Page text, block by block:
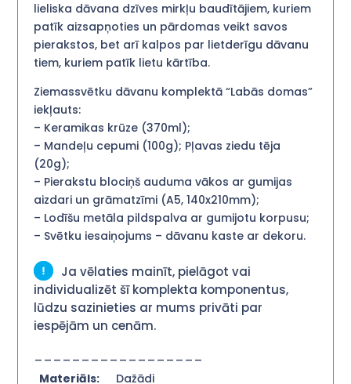
lieliska dāvana dzīves mirkļu baudītājiem, kuriem
patīk aizsapņoties un pārdomas veikt savos
pierakstos, bet arī kalpos par lietderīgu dāvanu
tiem, kuriem patīk lietu kārtība.
Ziemassvētku dāvanu komplektā “Labās domas”
iekļauts:
– Keramikas krūze (370ml);
– Mandeļu cepumi (100g); Pļavas ziedu tēja
(20g);
– Pierakstu blociņš auduma vākos ar gumijas
aizdari un grāmatzīmi (A5, 140x210mm);
– Lodīšu metāla pildspalva ar gumijotu korpusu;
– Svētku iesaiņojums – dāvanu kaste ar dekoru.
Ja vēlaties mainīt, pielāgot vai
individualizēt šī komplekta komponentus,
lūdzu sazinieties ar mums privāti par
iespējām un cenām.
Materiāls:
Dažādi